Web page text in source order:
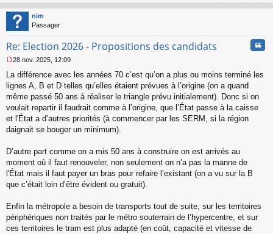
au
nim
Passager
Re: Election 2026 - Propositions des candidats
e
s
s
g
e
n
n
u
28 nov. 2025, 12:09
La différence avec les années 70 c’est qu’on a plus ou moins terminé les
lignes A, B et D telles qu’elles étaient prévues à l’origine (on a quand
même passé 50 ans à réaliser le triangle prévu initialement). Donc si on
voulait repartir il faudrait comme à l’origine, que l’État passe à la caisse
et l'État a d’autres priorités (à commencer par les SERM, si la région
daignait se bouger un minimum).
D’autre part comme on a mis 50 ans à construire on est arrivés au
moment où il faut renouveler, non seulement on n’a pas la manne de
l'État mais il faut payer un bras pour refaire l’existant (on a vu sur la B
que c’était loin d’être évident ou gratuit).
Enfin la métropole a besoin de transports tout de suite, sur les territoires
périphériques non traités par le métro souterrain de l’hypercentre, et sur
ces territoires le tram est plus adapté (en coût, capacité et vitesse de